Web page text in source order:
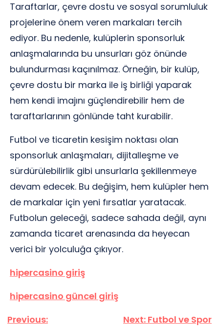
Taraftarlar, çevre dostu ve sosyal sorumluluk
projelerine önem veren markaları tercih
ediyor. Bu nedenle, kulüplerin sponsorluk
anlaşmalarında bu unsurları göz önünde
bulundurması kaçınılmaz. Örneğin, bir kulüp,
çevre dostu bir marka ile iş birliği yaparak
hem kendi imajını güçlendirebilir hem de
taraftarlarının gönlünde taht kurabilir.
Futbol ve ticaretin kesişim noktası olan
sponsorluk anlaşmaları, dijitalleşme ve
sürdürülebilirlik gibi unsurlarla şekillenmeye
devam edecek. Bu değişim, hem kulüpler hem
de markalar için yeni fırsatlar yaratacak.
Futbolun geleceği, sadece sahada değil, aynı
zamanda ticaret arenasında da heyecan
verici bir yolculuğa çıkıyor.
hipercasino giriş
hipercasino güncel giriş
Yazı
Previous: Next: Futbol ve Spor